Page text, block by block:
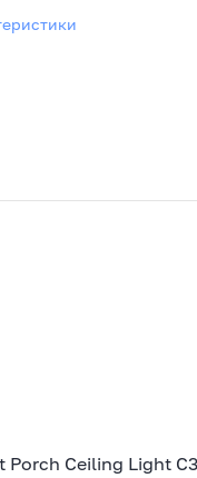
Мощность
Вт: 18,
2700...6500
Регулируемый
Ceiling Light